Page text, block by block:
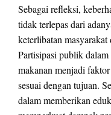
Sebagai refleksi,
tidak terlepas dari
keterlibatan
Partisipasi publik
makanan menjadi
sesuai dengan tujuan.
dalam memberikan